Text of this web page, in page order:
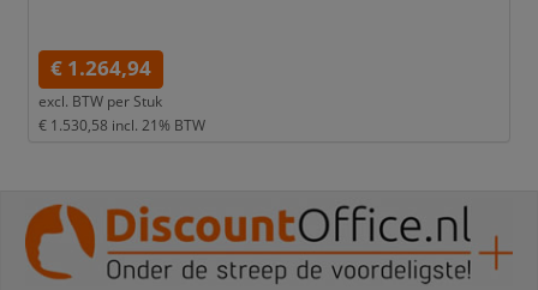
€ 1.264,94
excl. BTW per Stuk
€ 1.530,58 incl. 21% BTW